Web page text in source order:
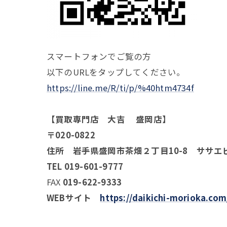
スマートフォンでご覧の方
以下のURLをタップしてください。
https://line.me/R/ti/p/%40htm4734f
【買取専門店 大吉 盛岡店】
〒020-0822
住所 岩手県盛岡市茶畑２丁目10-8 ササエ
TEL 019-601-9777
FAX 019-622-9333
WEBサイト https://daikichi-